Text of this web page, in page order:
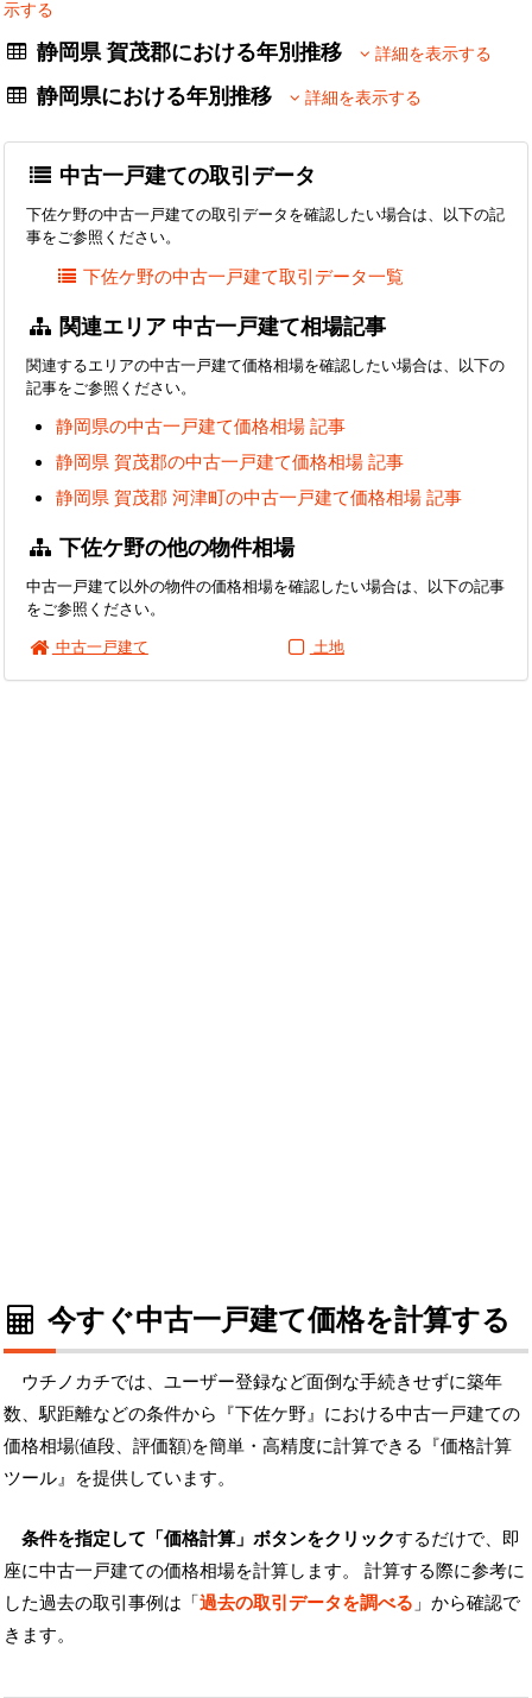
示する
静岡県 賀茂郡における年別推移 詳細を表示する
静岡県における年別推移 詳細を表示する
中古一戸建ての取引データ
下佐ケ野の中古一戸建ての取引データを確認したい場合は、以下の記
事をご参照ください。
下佐ケ野の中古一戸建て取引データ一覧
関連エリア 中古一戸建て相場記事
関連するエリアの中古一戸建て価格相場を確認したい場合は、以下の
記事をご参照ください。
静岡県の中古一戸建て価格相場 記事
静岡県 賀茂郡の中古一戸建て価格相場 記事
静岡県 賀茂郡 河津町の中古一戸建て価格相場 記事
下佐ケ野の他の物件相場
中古一戸建て以外の物件の価格相場を確認したい場合は、以下の記事
をご参照ください。
中古一戸建て
土地
今すぐ中古一戸建て価格を計算する
ウチノカチでは、ユーザー登録など面倒な手続きせずに築年
数、駅距離などの条件から『下佐ケ野』における中古一戸建ての
価格相場(値段、評価額)を簡単・高精度に計算できる『価格計算
ツール』を提供しています。
条件を指定して「価格計算」ボタンをクリックするだけで、即
座に中古一戸建ての価格相場を計算します。 計算する際に参考に
した過去の取引事例は「過去の取引データを調べる 」から確認で
きます。